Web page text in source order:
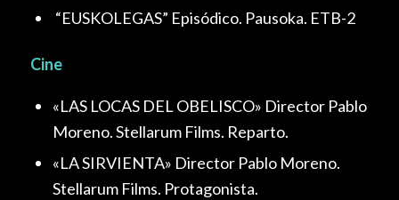
“EUSKOLEGAS” Episódico. Pausoka. ETB-2
Cine
«LAS LOCAS DEL OBELISCO» Director Pablo
Moreno. Stellarum Films. Reparto.
«LA SIRVIENTA» Director Pablo Moreno.
Stellarum Films. Protagonista.